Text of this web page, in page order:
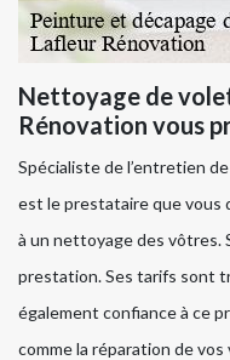
Nettoyage de
Rénovation vous
Spécialiste de l’entretien
est le prestataire que vous
à un nettoyage des vôtres.
prestation. Ses tarifs sont
également confiance à ce
comme la réparation de